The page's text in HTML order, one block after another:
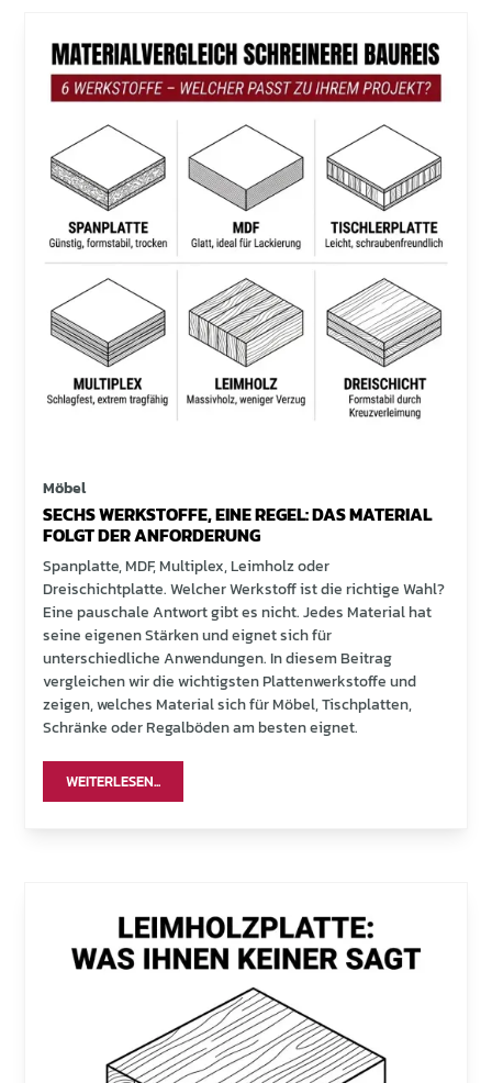
Möbel
SECHS WERKSTOFFE, EINE REGEL: DAS MATERIAL
FOLGT DER ANFORDERUNG
Spanplatte, MDF, Multiplex, Leimholz oder
Dreischichtplatte. Welcher Werkstoff ist die richtige Wahl?
Eine pauschale Antwort gibt es nicht. Jedes Material hat
seine eigenen Stärken und eignet sich für
unterschiedliche Anwendungen. In diesem Beitrag
vergleichen wir die wichtigsten Plattenwerkstoffe und
zeigen, welches Material sich für Möbel, Tischplatten,
Schränke oder Regalböden am besten eignet.
WEITERLESEN...